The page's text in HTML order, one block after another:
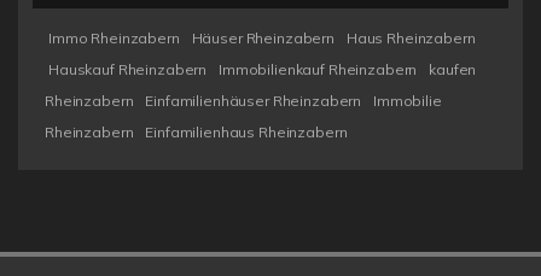
Immo Rheinzabern Häuser Rheinzabern
Haus Rheinzabern
Hauskauf Rheinzabern
Immobilienkauf Rheinzabern
kaufen
Rheinzabern
Einfamilienhäuser Rheinzabern
Immobilie
Rheinzabern
Einfamilienhaus Rheinzabern